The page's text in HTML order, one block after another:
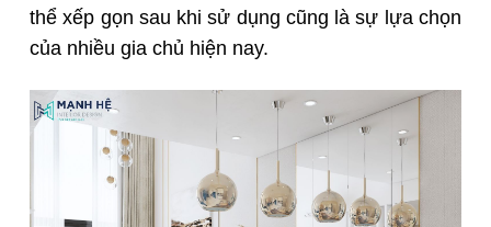
thể xếp gọn sau khi sử dụng cũng là sự lựa chọn
của nhiều gia chủ hiện nay.